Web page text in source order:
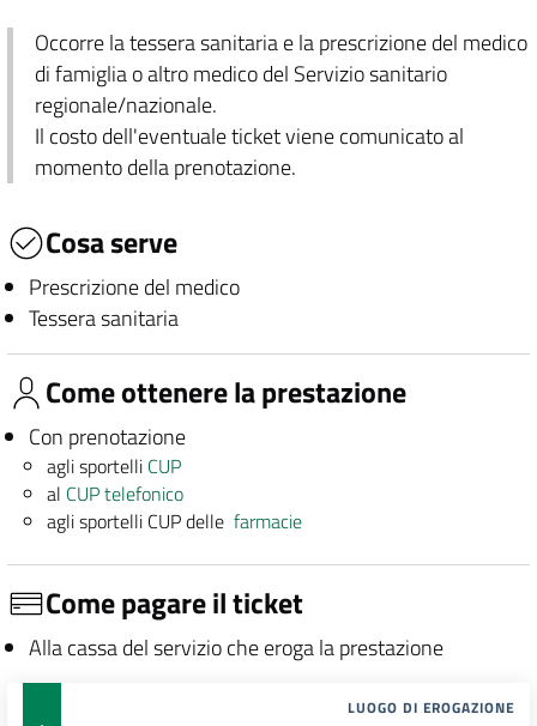
Occorre la tessera sanitaria e la prescrizione del medico
di famiglia o altro medico del Servizio sanitario
regionale/nazionale.
Il costo dell'eventuale ticket viene comunicato al
momento della prenotazione.
Cosa serve
Prescrizione del medico
Tessera sanitaria
Come ottenere la prestazione
Con prenotazione
agli sportelli CUP
al CUP telefonico
agli sportelli CUP dellefarmacie
Come pagare il ticket
Alla cassa del servizio che eroga la prestazione
LUOGO DI EROGAZIONE